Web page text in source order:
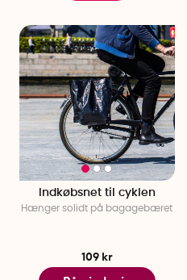
Indkøbsnet til cyklen
Hænger solidt på bagagebæret
109 kr